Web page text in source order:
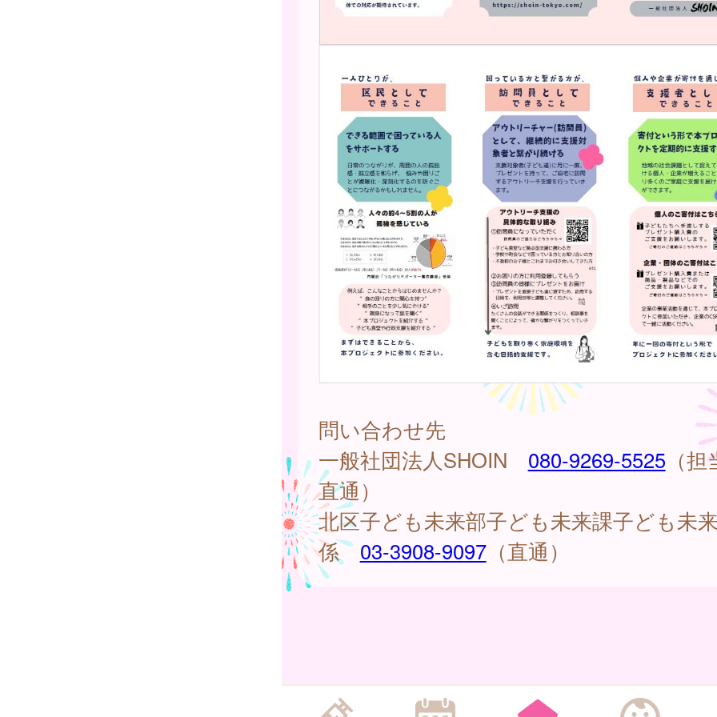
問い合わせ先
一般社団法人SHOIN 080-9269-5525 （
直通）
北区子ども未来部子ども未来課子ども未
係 03-3908-9097（直通）